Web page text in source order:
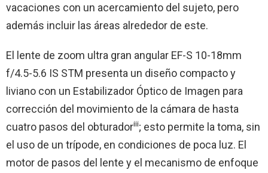
vacaciones con un acercamiento del sujeto, pero
además incluir las áreas alrededor de este.
El lente de zoom ultra gran angular EF-S 10-18mm
f/4.5-5.6 IS STM presenta un diseño compacto y
liviano con un Estabilizador Óptico de Imagen para
corrección del movimiento de la cámara de hasta
cuatro pasos del obturadoriii; esto permite la toma, sin
el uso de un trípode, en condiciones de poca luz. El
motor de pasos del lente y el mecanismo de enfoque